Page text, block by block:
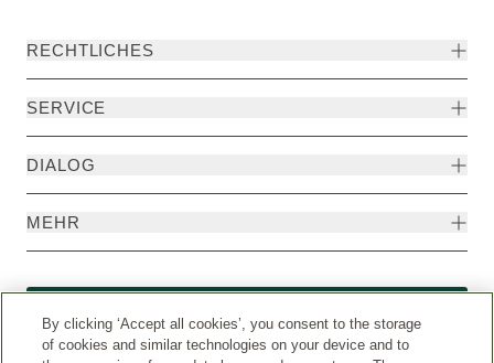
RECHTLICHES
SERVICE
DIALOG
MEHR
By clicking ‘Accept all cookies’, you consent to the storage
of cookies and similar technologies on your device and to